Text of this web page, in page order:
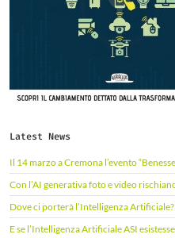
Latest News
Il 14 marzo a Cremona l’evento
Con l’AI generativa foto e video
Dove ci porterà l’Intelligenza Artificiale?
E se l’Intelligenza Artificiale ASI